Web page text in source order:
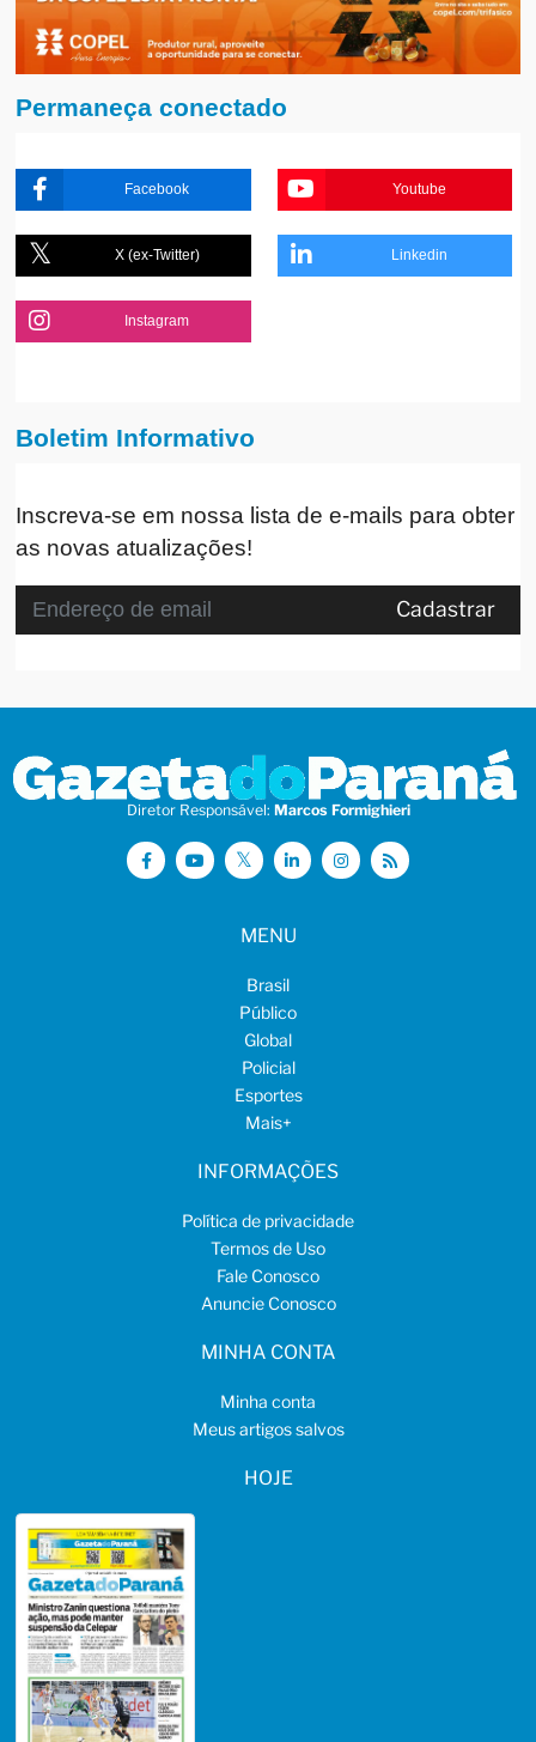
Permaneça conectado
Facebook Youtube
X (ex-Twitter) Linkedin
Instagram
Boletim Informativo
Inscreva-se em nossa lista de e-mails para obter
as novas atualizações!
Cadastrar
Diretor Responsável: Marcos Formighieri
MENU
Brasil
Público
Global
Policial
Esportes
Mais+
INFORMAÇÕES
Política de privacidade
Termos de Uso
Fale Conosco
Anuncie Conosco
MINHA CONTA
Minha conta
Meus artigos salvos
HOJE